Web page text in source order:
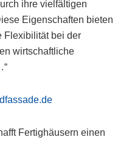
ihre vielfältigen
Eigenschaften bieten
Flexibilität bei der
wirtschaftliche
Fertighäusern einen